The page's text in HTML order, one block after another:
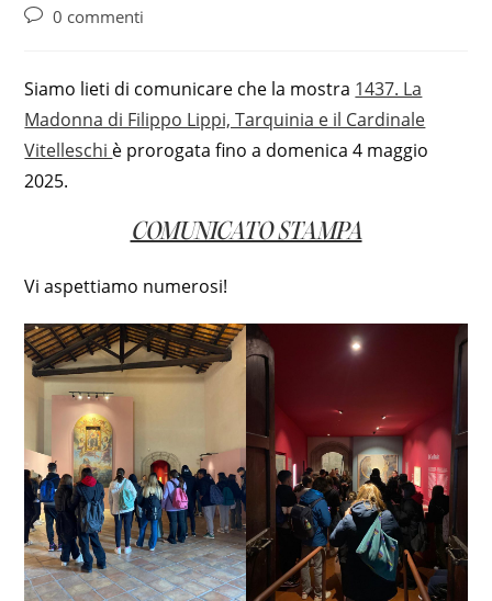
Commenti
0 commenti
Siamo lieti di comunicare che la mostra 1437. La
Madonna di Filippo Lippi, Tarquinia e il Cardinale
Vitelleschi è prorogata fino a domenica 4 maggio
2025.
COMUNICATO STAMPA
Vi aspettiamo numerosi!